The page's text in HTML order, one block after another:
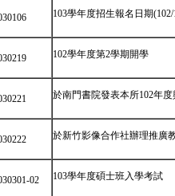
103學年度招生報名日期
102學年度第2學期開學
於南門書院發表本所102年
於新竹影像合作社辦理推廣
02 103學年度碩士班入學考試